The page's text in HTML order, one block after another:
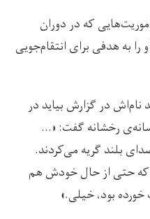
که در دوران
به هدفی برای انتقام‌جویی
در گزارش بیاید در
رخشانه گفت: «…
بلند گریه می‌کردند.
که حتی از حال خودش هم
بود، خیلی.»